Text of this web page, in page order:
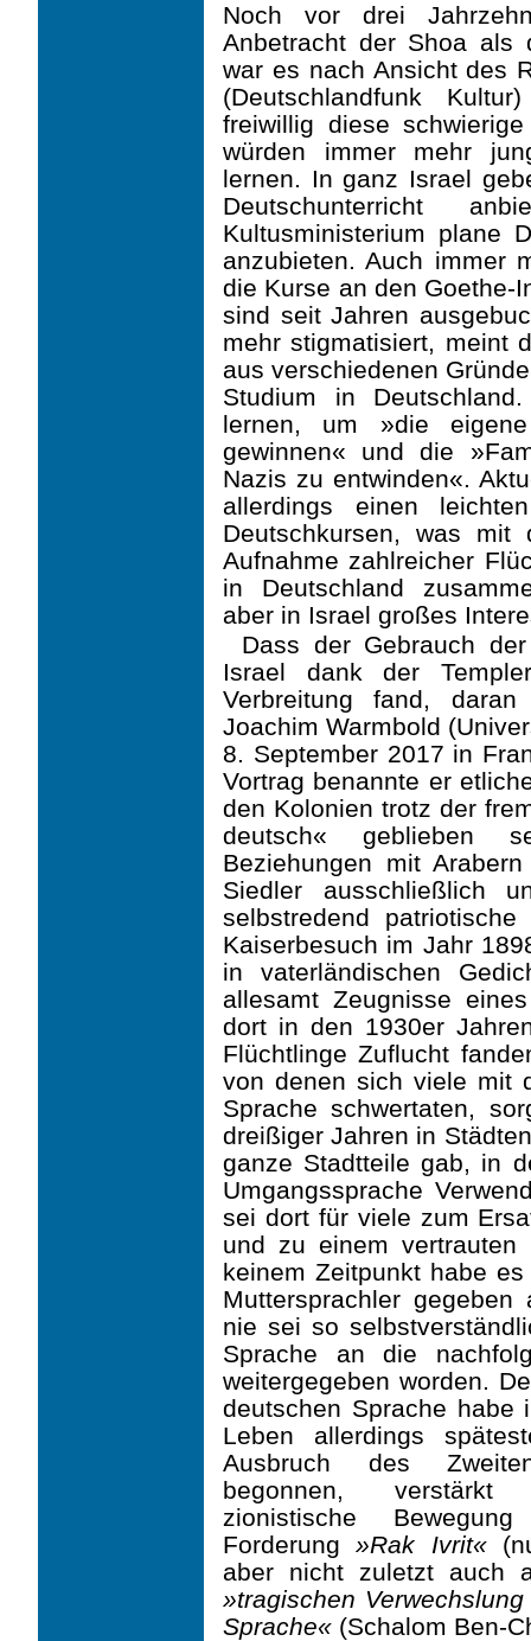
Noch vor drei
Anbetracht der Shoa als
war es nach Ansicht des
(Deutschlandfunk
freiwillig diese
würden immer mehr
lernen. In ganz Israel
Deutschunterricht
Kultusministerium plane
anzubieten. Auch immer
die Kurse an den Goethe-
sind seit Jahren
mehr stigmatisiert, meint
aus verschiedenen
Studium in
lernen, um »die
gewinnen« und die
Nazis zu entwinden«.
allerdings einen
Deutschkursen, was
Aufnahme zahlreicher
in Deutschland
aber in Israel großes
Dass der Gebrauch
Israel dank der
Verbreitung fand,
Joachim Warmbold
8. September 2017 in
Vortrag benannte er
den Kolonien trotz der
deutsch« geblieben
Beziehungen mit
Siedler ausschließlich
selbstredend
Kaiserbesuch im Jahr
in vaterländischen
allesamt Zeugnisse
dort in den 1930er
Flüchtlinge Zuflucht
von denen sich viele mit
Sprache schwertaten,
dreißiger Jahren in
ganze Stadtteile gab, in
Umgangssprache
sei dort für viele zum
und zu einem vertrauten
keinem Zeitpunkt habe
Muttersprachler
nie sei so
Sprache an die
weitergegeben worden.
deutschen Sprache habe
Leben allerdings
Ausbruch des
begonnen,
zionistische
Forderung»Rak Ivrit«
aber nicht zuletzt auch
»tragischen
Sprache« (Scha­lom Ben-